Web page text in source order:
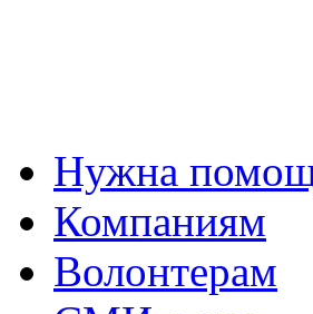
Нужна
Компаниям
Волонтерам